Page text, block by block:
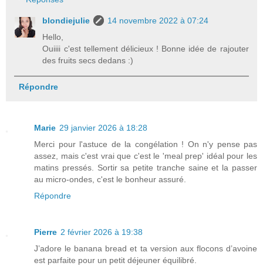
blondiejulie
14 novembre 2022 à 07:24
Hello,
Ouiiii c'est tellement délicieux ! Bonne idée de rajouter
des fruits secs dedans :)
Répondre
Marie 29 janvier 2026 à 18:28
Merci pour l'astuce de la congélation ! On n'y pense pas
assez, mais c'est vrai que c'est le 'meal prep' idéal pour les
matins pressés. Sortir sa petite tranche saine et la passer
au micro-ondes, c'est le bonheur assuré.
Répondre
Pierre 2 février 2026 à 19:38
J’adore le banana bread et ta version aux flocons d’avoine
est parfaite pour un petit déjeuner équilibré.